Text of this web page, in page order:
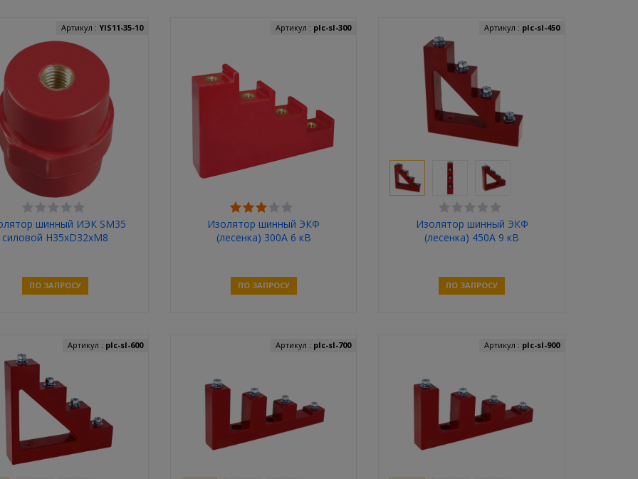
шинный ИЭК SM35
силовой H35xD32xM8
Артикул : YIS11-35-10
ПО ЗАПРОСУ
Изолятор шинный ЭКФ
(лесенка) 300A 6 кВ
Артикул : plc-sl-300
ПО ЗАПРОСУ
Изолятор шинный ЭКФ
(лесенка) 450A 9 кВ
Артикул : plc-sl-450
ПО ЗАПРОСУ
Артикул : plc-sl-600 Артикул : plc-sl-700 Артикул : plc-sl-900